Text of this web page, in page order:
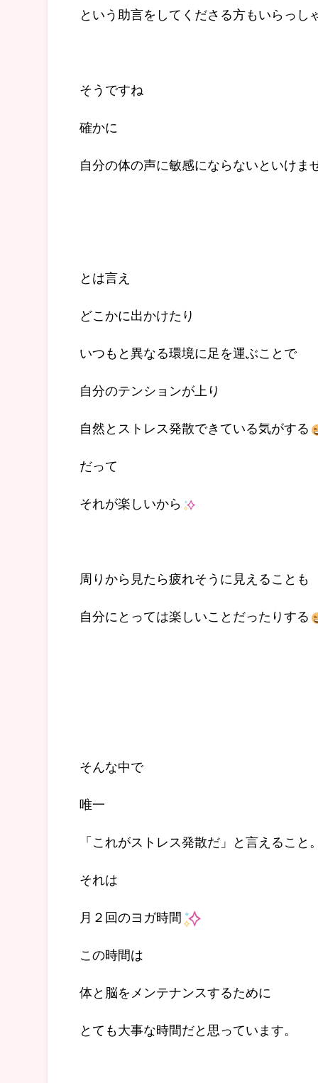
という助言をしてくださる方もいらっし
そうですね
確かに
自分の体の声に敏感にならないといけま
とは言え
どこかに出かけたり
いつもと異なる環境に足を運ぶことで
自分のテンションが上り
自然とストレス発散できている気がする
だって
それが楽しいから
周りから見たら疲れそうに見えることも
自分にとっては楽しいことだったりする
そんな中で
唯一
「これがストレス発散だ」と言えること
それは
月２回のヨガ時間
この時間は
体と脳をメンテナンスするために
とても大事な時間だと思っています。